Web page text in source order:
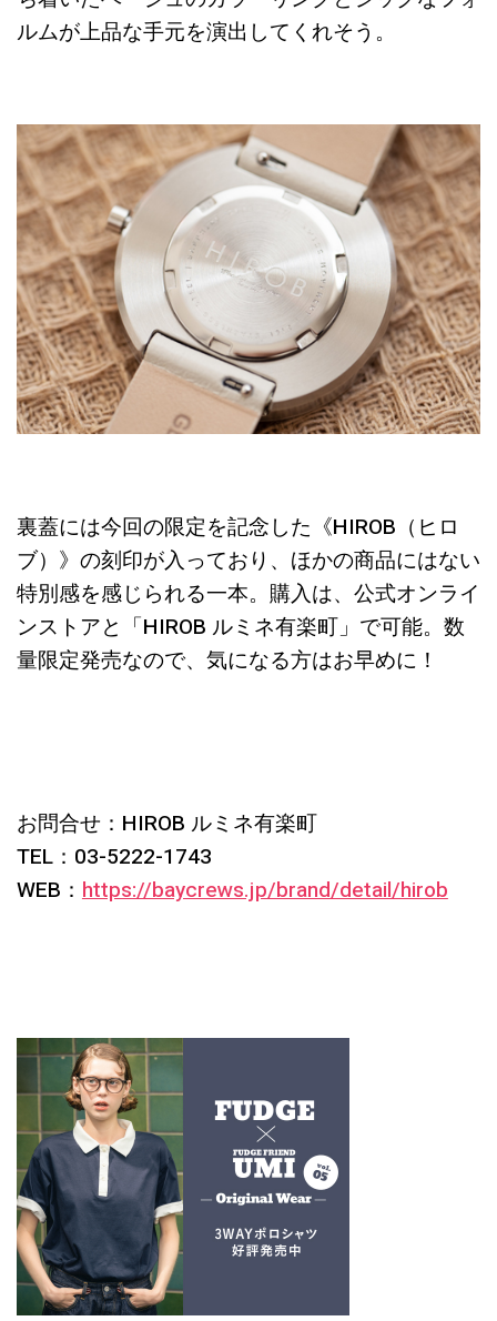
ルムが上品な手元を演出してくれそう。
裏蓋には今回の限定を記念した《HIROB（ヒロ
ブ）》の刻印が入っており、ほかの商品にはない
特別感を感じられる一本。購入は、公式オンライ
ンストアと「HIROB ルミネ有楽町」で可能。数
量限定発売なので、気になる方はお早めに！
お問合せ：HIROB ルミネ有楽町
TEL：03-5222-1743
WEB： https://baycrews.jp/brand/detail/hirob